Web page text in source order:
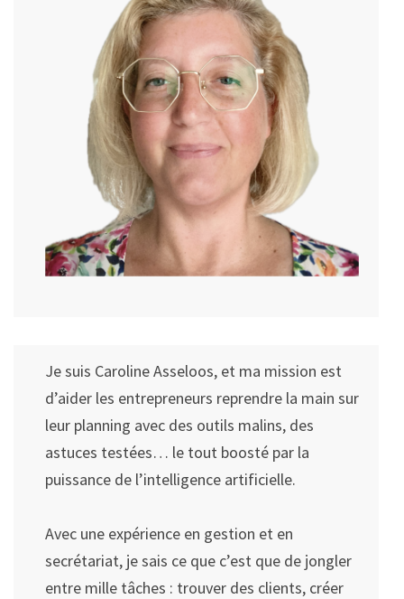
Je suis Caroline Asseloos, et ma mission est
d’aider les entrepreneurs reprendre la main sur
leur planning avec des outils malins, des
astuces testées… le tout boosté par la
puissance de l’intelligence artificielle.
Avec une expérience en gestion et en
secrétariat, je sais ce que c’est que de jongler
entre mille tâches : trouver des clients, créer